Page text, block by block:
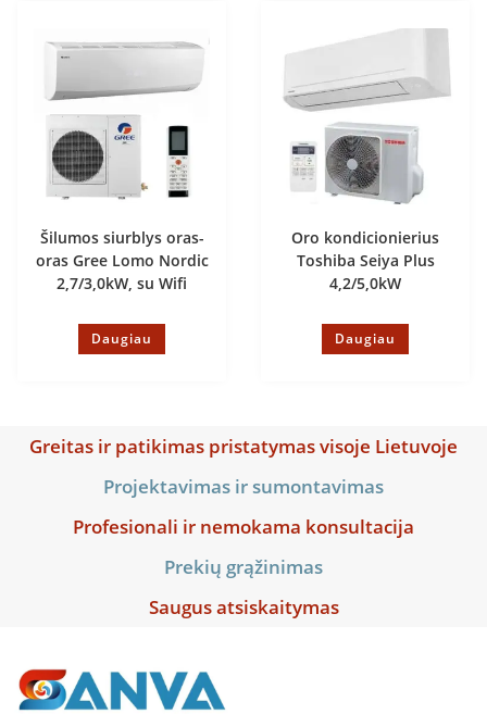
Šilumos siurblys oras-
oras Gree Lomo Nordic
2,7/3,0kW, su Wifi
Daugiau
Oro kondicionierius
Toshiba Seiya Plus
4,2/5,0kW
Daugiau
Greitas ir patikimas pristatymas visoje Lietuvoje
Projektavimas ir sumontavimas
Profesionali ir nemokama konsultacija
Prekių grąžinimas
Saugus atsiskaitymas